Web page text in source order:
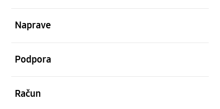
Naprave
Podpora
Račun